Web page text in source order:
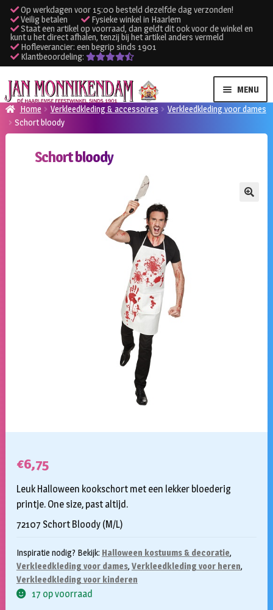
Op werkdagen voor 15:00 besteld dezelfde dag verzonden!
Veilig betalen
Fysieke winkel in Haarlem
Staat een artikel op voorraad, dan geldt dit ook voor de winkel en
kunt u het direct afhalen, tenzij bij het artikel anders vermeld
Hofleverancier: een begrip sinds 1901
Klantbeoordeling:
Ga
door
naar
navigatie
Ga
naar
de
inhoud
MENU
Verhuur kleding
Verhuur apparatuur
Home Verkleedkleding & accessoires
Verkleedkleding voor dames
Schort bloody
Schort bloody
€6,75
Leuk Halloween kookschort met een lekker bloederig
printje. One size, past altijd.
72107 Schort Bloody (M/L)
Inspiratie nodig? Bekijk: Halloween kostuums & decoratie,
Verkleedkleding voor dames, Verkleedkleding voor heren,
Verkleedkleding voor kinderen
17 op voorraad